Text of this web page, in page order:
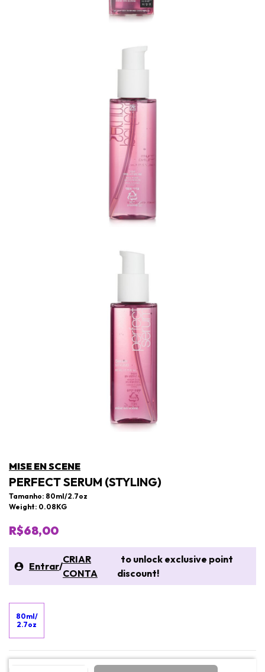
MISE EN SCENE
PERFECT SERUM (STYLING)
Tamanho: 80ml/2.7oz
Weight: 0.08KG
R$68,00
Entrar/
CRIAR
CONTA
to unlock exclusive point
discount!
80ml/
2.7oz